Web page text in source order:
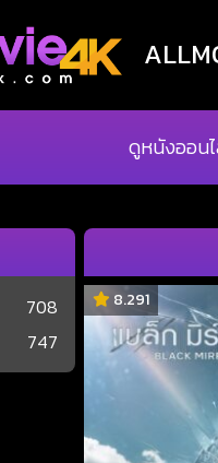
ดูหนังออน
708
747
8.291